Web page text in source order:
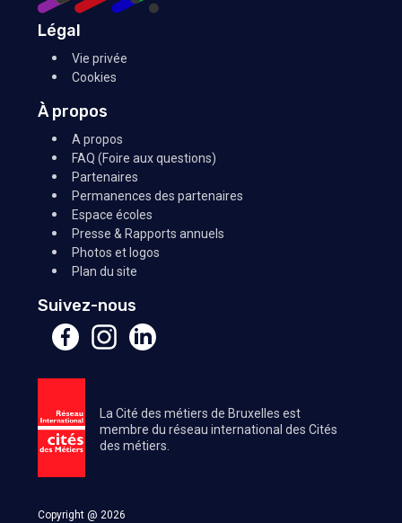
Légal
Vie privée
Cookies
À propos
A propos
FAQ (Foire aux questions)
Partenaires
Permanences des partenaires
Espace écoles
Presse & Rapports annuels
Photos et logos
Plan du site
Suivez-nous
La Cité des métiers de Bruxelles est
membre du réseau international des Cités
des métiers.
Copyright @ 2026